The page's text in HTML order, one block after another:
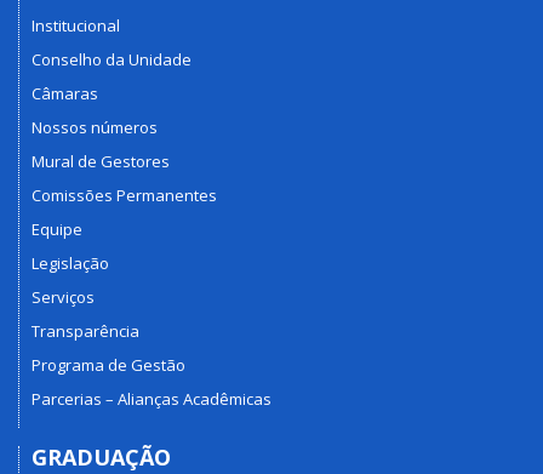
Institucional
Conselho da Unidade
Câmaras
Nossos números
Mural de Gestores
Comissões Permanentes
Equipe
Legislação
Serviços
Transparência
Programa de Gestão
Parcerias – Alianças Acadêmicas
GRADUAÇÃO